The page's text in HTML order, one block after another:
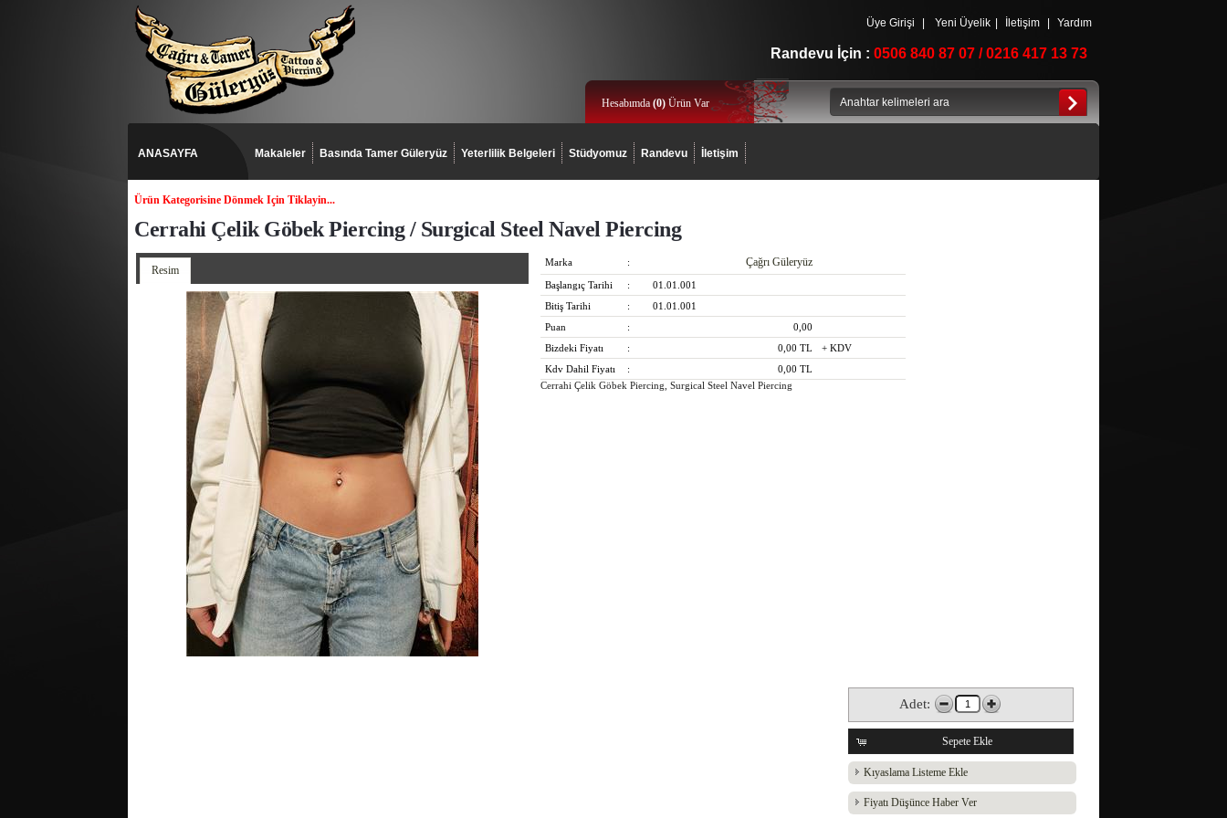
Üye Girişi Yeni Üyelik İletişim Yardım
Randevu İçin : 0506 840 87 07 / 0216 417 13 73
Hesabımda(0) Ürün Var
ANASAYFA Makaleler Basında Tamer Güleryüz Yeterlilik Belgeleri Stüdyomuz Randevu İletişim
Ürün Kategorisine Dönmek Için Tiklayin...
Cerrahi Çelik Göbek Piercing / Surgical Steel Navel Piercing
Resim
Marka : Çağrı Güleryüz
Başlangıç Tarihi :
01.01.001
Bitiş Tarihi
:
01.01.001
Puan
:
0,00
Bizdeki Fiyatı
: 0,00 TL
+ KDV
Kdv Dahil Fiyatı
: 0,00 TL
Cerrahi Çelik Göbek Piercing, Surgical Steel Navel Piercing
Adet:
Sepete Ekle
Kıyaslama Listeme Ekle
Fiyatı Düşünce Haber Ver